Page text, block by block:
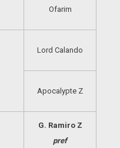
Ofarim
Lord Calando
Apocalypte Z
G. Ramiro Z
pref